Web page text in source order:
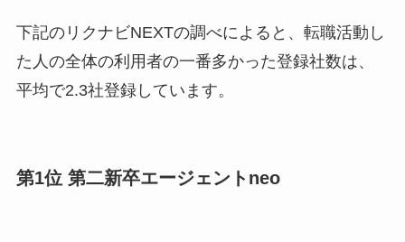
下記のリクナビNEXTの調べによると、転職活動し
た人の全体の利用者の一番多かった登録社数は、
平均で2.3社登録しています。
第1位 第二新卒エージェントneo